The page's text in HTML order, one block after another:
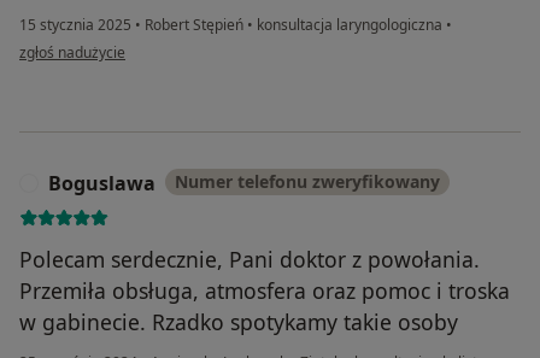
15 stycznia 2025 • Robert Stępień • konsultacja laryngologiczna •
w opinii użytkownika niedoszły pacjent
zgłoś nadużycie
Boguslawa Numer telefonu zweryfikowany
Polecam serdecznie, Pani doktor z powołania.
Przemiła obsługa, atmosfera oraz pomoc i troska
w gabinecie. Rzadko spotykamy takie osoby